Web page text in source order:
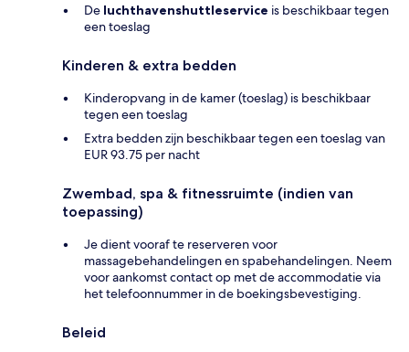
De luchthavenshuttleservice is beschikbaar tegen
een toeslag
Kinderen & extra bedden
Kinderopvang in de kamer (toeslag) is beschikbaar
tegen een toeslag
Extra bedden zijn beschikbaar tegen een toeslag van
EUR 93.75 per nacht
Zwembad, spa & fitnessruimte (indien van
toepassing)
Je dient vooraf te reserveren voor
massagebehandelingen en spabehandelingen. Neem
voor aankomst contact op met de accommodatie via
het telefoonnummer in de boekingsbevestiging.
Beleid